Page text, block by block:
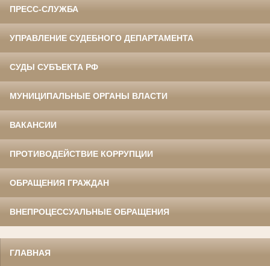
ПРЕСС-СЛУЖБА
УПРАВЛЕНИЕ СУДЕБНОГО ДЕПАРТАМЕНТА
СУДЫ СУБЪЕКТА РФ
МУНИЦИПАЛЬНЫЕ ОРГАНЫ ВЛАСТИ
ВАКАНСИИ
ПРОТИВОДЕЙСТВИЕ КОРРУПЦИИ
ОБРАЩЕНИЯ ГРАЖДАН
ВНЕПРОЦЕССУАЛЬНЫЕ ОБРАЩЕНИЯ
ГЛАВНАЯ